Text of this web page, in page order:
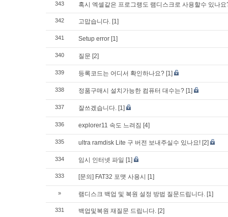
343 혹시 엑셀같은 프로그랭도 램디스크로 사용할수 있나요
342 고맙습니다. [1]
341 Setup error [1]
340 질문 [2]
339 등록코드는 어디서 확인하나요? [1]
338 정품구매시 설치가능한 컴퓨터 대수는? [1]
337 잘쓰겠습니다. [1]
336 explorer11 속도 느려짐 [4]
335 ultra ramdisk Lite 구 버전 보내주실수 있나요! [2]
334 임시 인터넷 파일 [1]
333 [문의] FAT32 포맷 사용시 [1]
» 램디스크 백업 및 복원 설정 방법 질문드립니다. [1]
331 백업및복원 재질문 드립니다. [2]